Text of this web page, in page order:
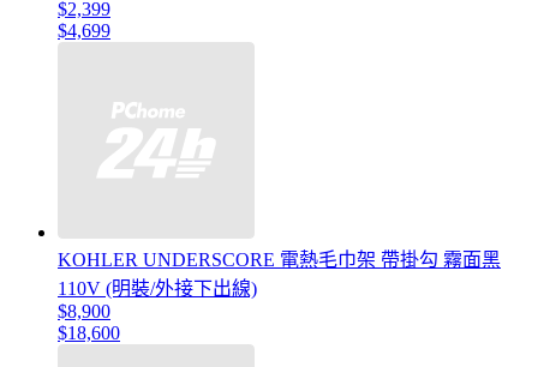
$2,399
$4,699
KOHLER UNDERSCORE 電熱毛巾架 帶掛勾 霧面黑
110V (明裝/外接下出線)
$8,900
$18,600